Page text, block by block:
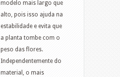
modelo mais largo que
alto, pois isso ajuda na
estabilidade e evita que
a planta tombe com o
peso das flores.
Independentemente do
material, o mais